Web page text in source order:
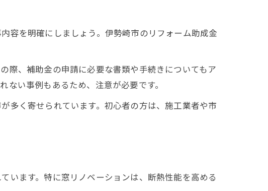
容を明確にしましょう。伊勢崎市のリフォーム助成金
際、補助金の申請に必要な書類や手続きについてもア
い事例もあるため、注意が必要です。
多く寄せられています。初心者の方は、施工業者や市
います。特に窓リノベーションは、断熱性能を高める